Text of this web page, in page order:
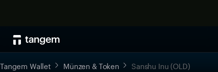
Tangem Wallet Münzen & Token Sanshu Inu (OLD)